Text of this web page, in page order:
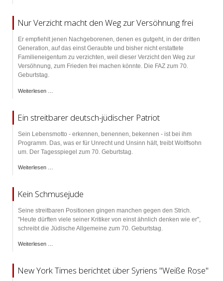
Nur Verzicht macht den Weg zur Versöhnung frei
Er empfiehlt jenen Nachgeborenen, denen es gutgeht, in der dritten
Generation, auf das einst Geraubte und bisher nicht erstattete
Familieneigentum zu verzichten, weil dieser Verzicht den Weg zur
Versöhnung, zum Frieden frei machen könnte. Die FAZ zum 70.
Geburtstag.
Weiterlesen …
Ein streitbarer deutsch-jüdischer Patriot
Sein Lebensmotto - erkennen, benennen, bekennen - ist bei ihm
Programm. Das, was er für Unrecht und Unsinn hält, treibt Wolffsohn
um. Der Tagesspiegel zum 70. Geburtstag.
Weiterlesen …
Kein Schmusejude
Seine streitbaren Positionen gingen manchen gegen den Strich.
"Heute dürften viele seiner Kritiker von einst ähnlich denken wie er",
schreibt die Jüdische Allgemeine zum 70. Geburtstag.
Weiterlesen …
New York Times berichtet über Syriens "Weiße Rose"